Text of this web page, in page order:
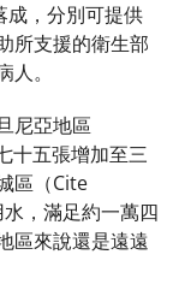
成，分別可提供
所支援的衛生部
。
尼亞地區
十五張增加至三
區（Cite
，滿足約一萬四
區來說還是遠遠